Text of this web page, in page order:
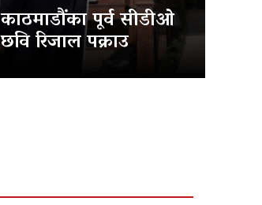
काठमाडौंका पूर्व सीडीओ
छवि रिजाल पक्राउ